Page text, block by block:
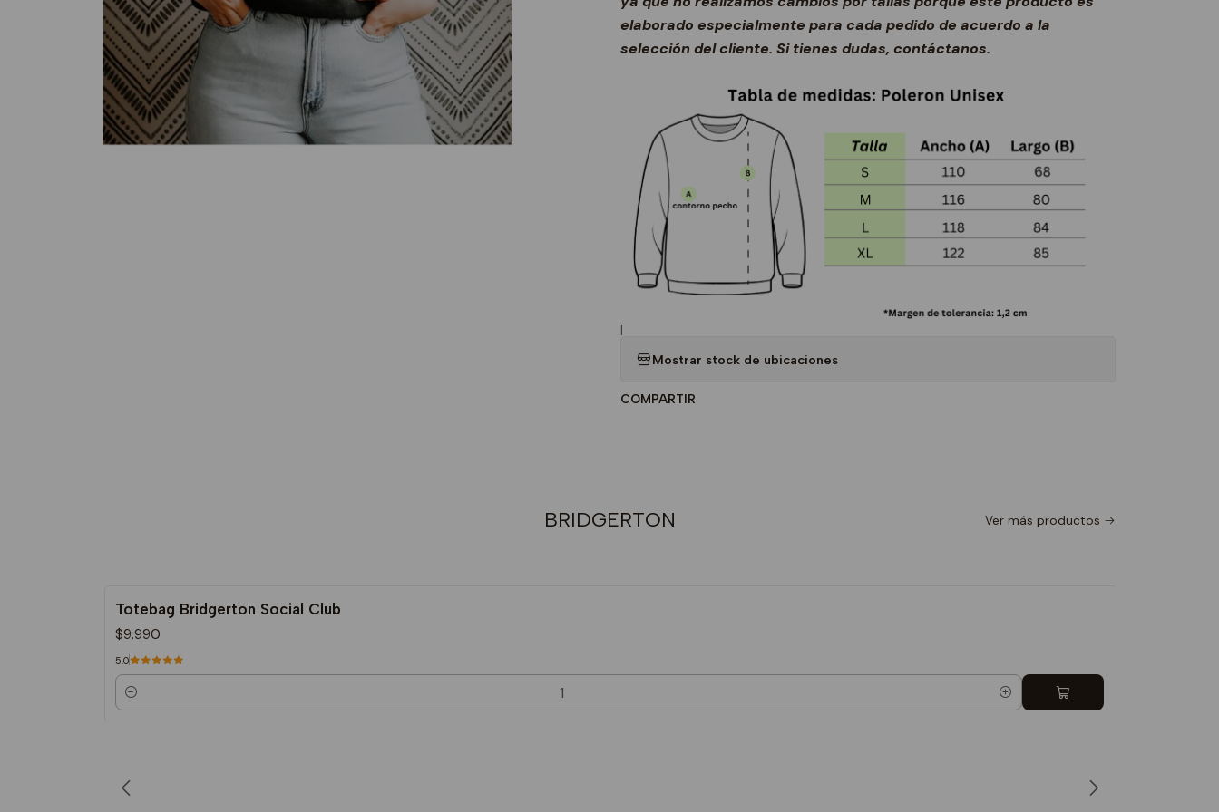
elaborado especialmente para cada pedido de acuerdo a la
selección del cliente. Si tienes dudas, contáctanos.
|
Mostrar stock de ubicaciones
COMPARTIR
BRIDGERTON Ver más productos
Totebag Bridgerton Social Club
$9.990
5.0
Cantidad